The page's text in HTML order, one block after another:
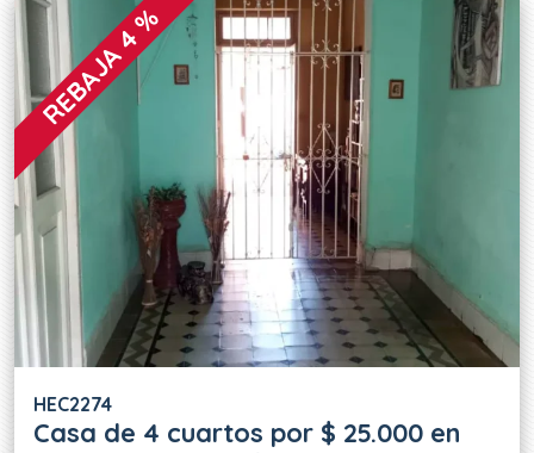
REBAJA 4 %
HEC2274
Casa de 4 cuartos por $ 25.000 en